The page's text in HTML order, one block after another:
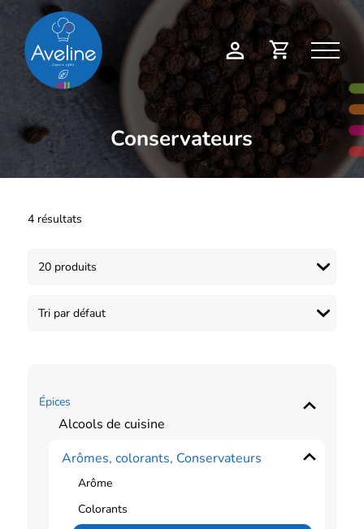
Mon
compte
Demande
devis
Conservateurs
4 résultats
Épices
Alcools de cuisine
Arômes, colorants, Conservateurs
Arôme
Colorants
Panneau de gestion des cookies